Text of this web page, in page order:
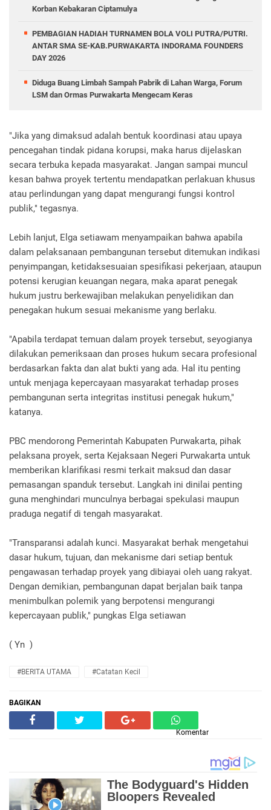
Korban Kebakaran Ciptamulya
PEMBAGIAN HADIAH TURNAMEN BOLA VOLI PUTRA/PUTRI.
ANTAR SMA SE-KAB.PURWAKARTA INDORAMA FOUNDERS
DAY 2026
Diduga Buang Limbah Sampah Pabrik di Lahan Warga, Forum
LSM dan Ormas Purwakarta Mengecam Keras
"Jika yang dimaksud adalah bentuk koordinasi atau upaya
pencegahan tindak pidana korupsi, maka harus dijelaskan
secara terbuka kepada masyarakat. Jangan sampai muncul
kesan bahwa proyek tertentu mendapatkan perlakuan khusus
atau perlindungan yang dapat mengurangi fungsi kontrol
publik," tegasnya.
Lebih lanjut, Elga setiawam menyampaikan bahwa apabila
dalam pelaksanaan pembangunan tersebut ditemukan indikasi
penyimpangan, ketidaksesuaian spesifikasi pekerjaan, ataupun
potensi kerugian keuangan negara, maka aparat penegak
hukum justru berkewajiban melakukan penyelidikan dan
penegakan hukum sesuai mekanisme yang berlaku.
"Apabila terdapat temuan dalam proyek tersebut, seyogianya
dilakukan pemeriksaan dan proses hukum secara profesional
berdasarkan fakta dan alat bukti yang ada. Hal itu penting
untuk menjaga kepercayaan masyarakat terhadap proses
pembangunan serta integritas institusi penegak hukum,"
katanya.
PBC mendorong Pemerintah Kabupaten Purwakarta, pihak
pelaksana proyek, serta Kejaksaan Negeri Purwakarta untuk
memberikan klarifikasi resmi terkait maksud dan dasar
pemasangan spanduk tersebut. Langkah ini dinilai penting
guna menghindari munculnya berbagai spekulasi maupun
praduga negatif di tengah masyarakat.
"Transparansi adalah kunci. Masyarakat berhak mengetahui
dasar hukum, tujuan, dan mekanisme dari setiap bentuk
pengawasan terhadap proyek yang dibiayai oleh uang rakyat.
Dengan demikian, pembangunan dapat berjalan baik tanpa
menimbulkan polemik yang berpotensi mengurangi
kepercayaan publik," pungkas Elga setiawan
( Yn )
#BERITA UTAMA #Catatan Kecil
BAGIKAN
Komentar